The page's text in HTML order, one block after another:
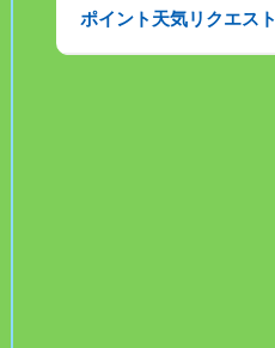
ポイント天気リクエスト